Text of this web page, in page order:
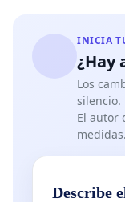
INICIA
¿Hay
Los
silencio.
El autor
Describe